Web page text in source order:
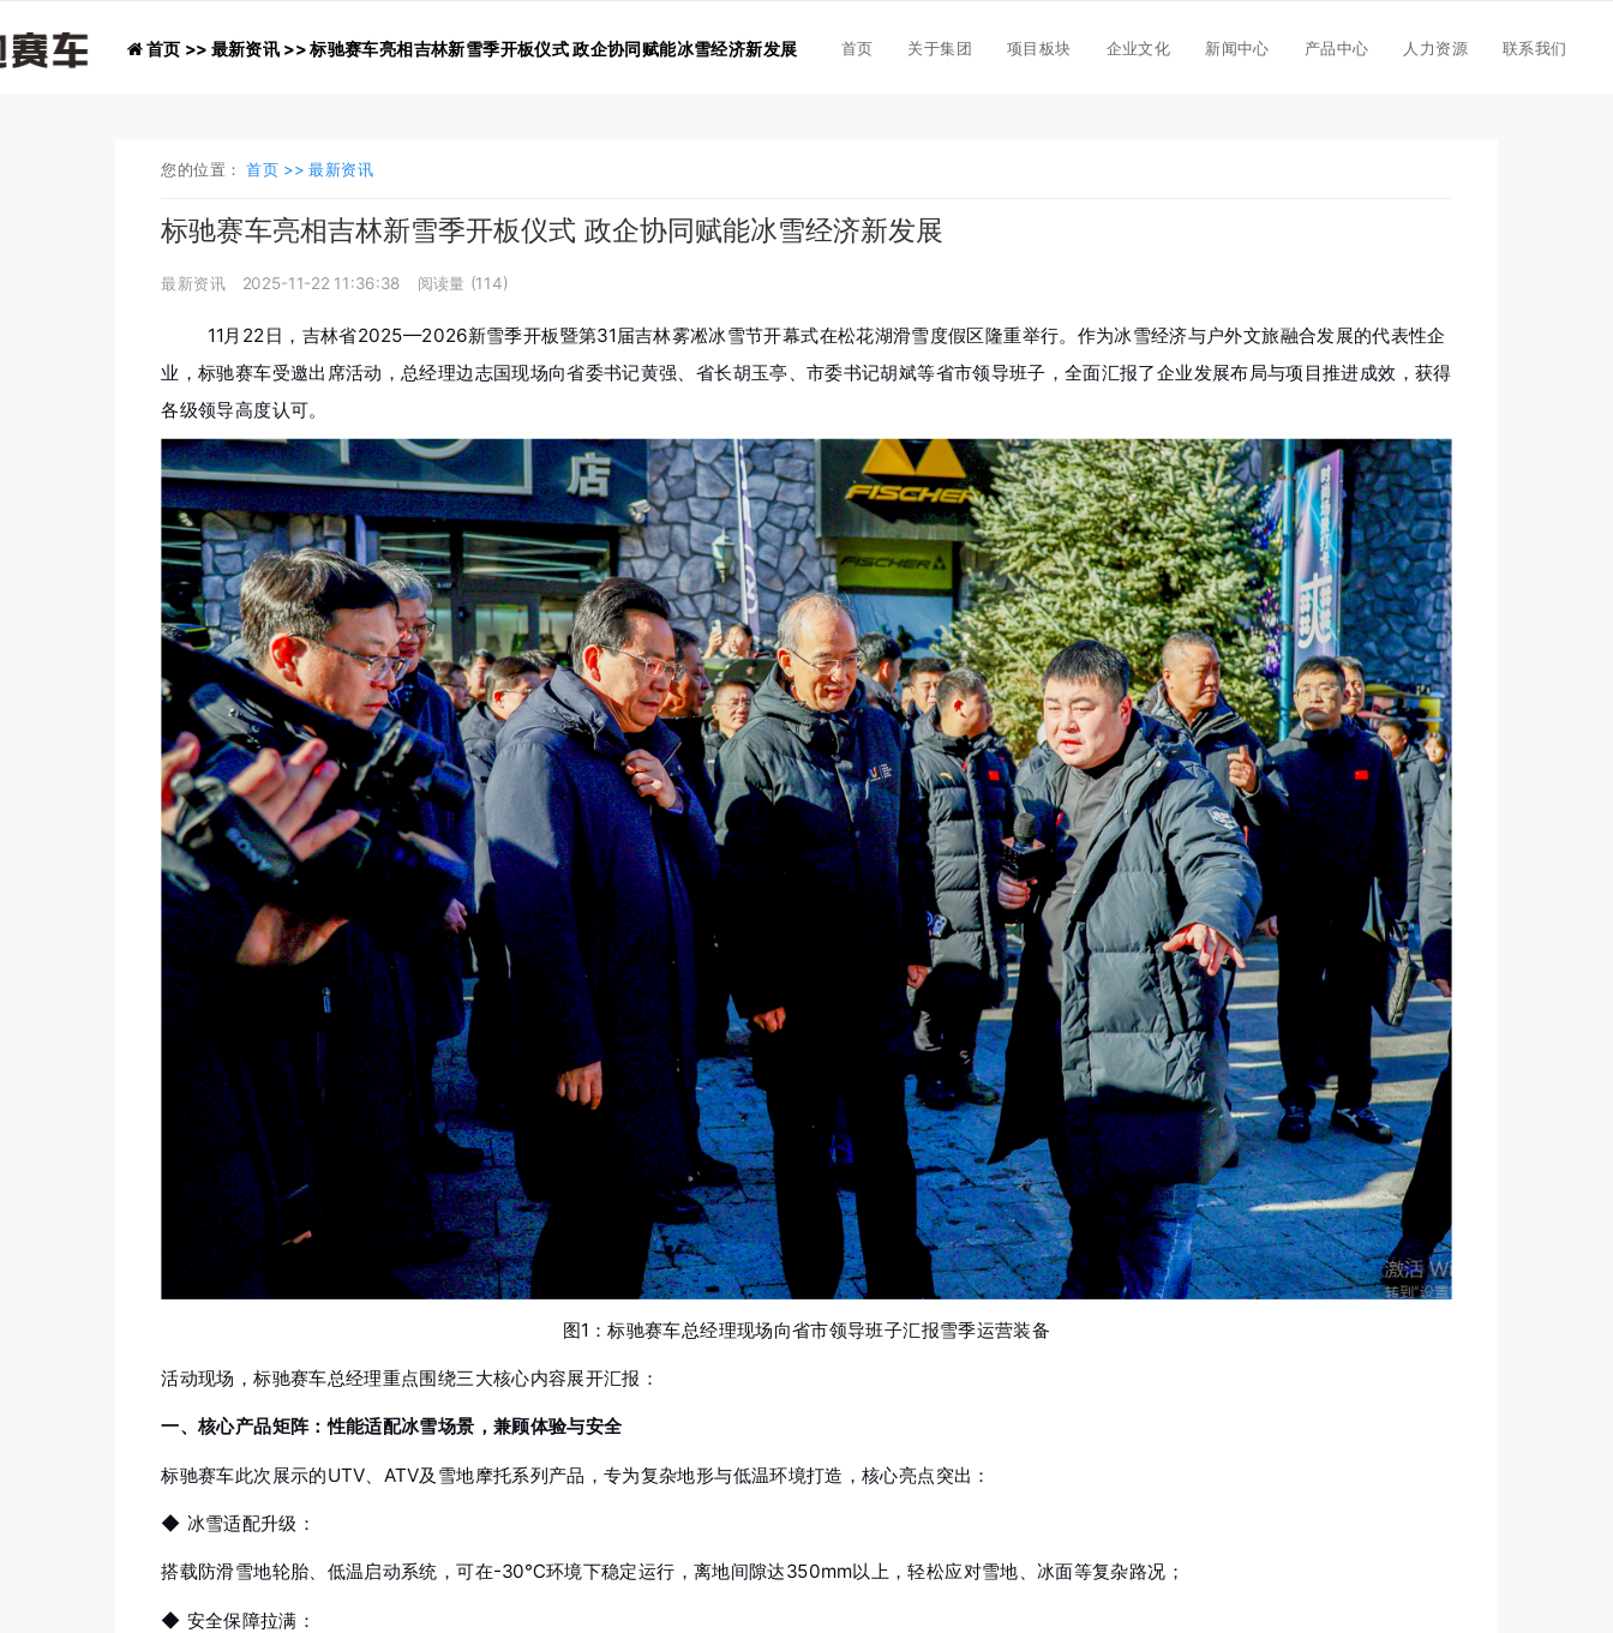
首页 >> 最新资讯 >>标驰赛车亮相吉林新雪季开板仪式 政企协同赋能冰雪经济新发展 首页 关于集团 项目板块 企业文化 新闻中心 产品中心 人力资源 联系我们
您的位置：首页 >>最新资讯
标驰赛车亮相吉林新雪季开板仪式 政企协同赋能冰雪经济新发展
最新资讯 2025-11-22 11:36:38 阅读量 (114)
11月22日，吉林省2025—2026新雪季开板暨第31届吉林雾凇冰雪节开幕式在松花湖滑雪度假区隆重举行。作为冰雪经济与户外文旅融合发展的代表性企
业，标驰赛车受邀出席活动，总经理边志国现场向省委书记黄强、省长胡玉亭、市委书记胡斌等省市领导班子，全面汇报了企业发展布局与项目推进成效，获得
各级领导高度认可。
图1：标驰赛车总经理现场向省市领导班子汇报雪季运营装备
活动现场，标驰赛车总经理重点围绕三大核心内容展开汇报：
一、核心产品矩阵：性能适配冰雪场景，兼顾体验与安全
标驰赛车此次展示的UTV、ATV及雪地摩托系列产品，专为复杂地形与低温环境打造，核心亮点突出：
◆ 冰雪适配升级：
搭载防滑雪地轮胎、低温启动系统，可在-30℃环境下稳定运行，离地间隙达350mm以上，轻松应对雪地、冰面等复杂路况；
◆ 安全保障拉满：